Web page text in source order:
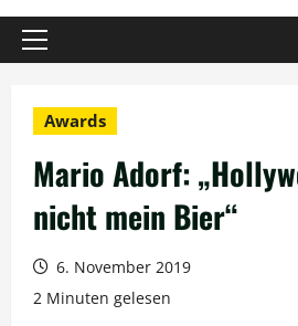
Primäres
Awards
Mario Adorf:
nicht mein Bier“
6. November 2019
2 Minuten gelesen